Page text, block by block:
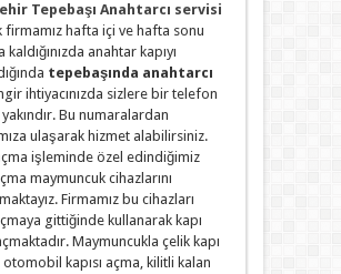
Tepebaşı Anahtarcı servisi
firmamız hafta içi ve hafta sonu
kaldığınızda anahtar kapıyı
tepebaşında anahtarcı
ihtiyacınızda sizlere bir telefon
Bu numaralardan
ulaşarak hizmet alabilirsiniz.
işleminde özel edindiğimiz
maymuncuk cihazlarını
Firmamız bu cihazları
gittiğinde kullanarak kapı
Maymuncukla çelik kapı
otomobil kapısı açma, kilitli kalan